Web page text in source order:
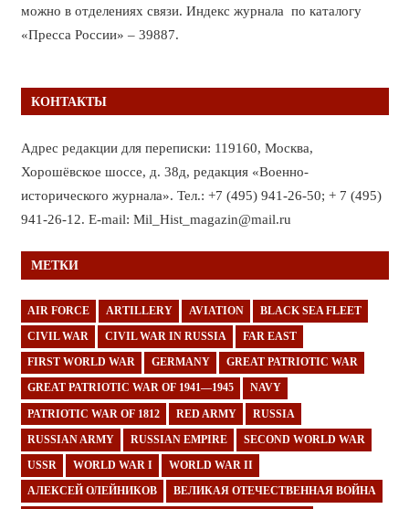
можно в отделениях связи. Индекс журнала по каталогу
«Пресса России» – 39887.
КОНТАКТЫ
Адрес редакции для переписки: 119160, Москва,
Хорошёвское шоссе, д. 38д, редакция «Военно-
исторического журнала». Тел.: +7 (495) 941-26-50; + 7 (495)
941-26-12. E-mail: Mil_Hist_magazin@mail.ru
МЕТКИ
AIR FORCE ARTILLERY AVIATION BLACK SEA FLEET
CIVIL WAR CIVIL WAR IN RUSSIA FAR EAST
FIRST WORLD WAR GERMANY GREAT PATRIOTIC WAR
GREAT PATRIOTIC WAR OF 1941—1945 NAVY
PATRIOTIC WAR OF 1812 RED ARMY RUSSIA
RUSSIAN ARMY RUSSIAN EMPIRE SECOND WORLD WAR
USSR WORLD WAR I WORLD WAR II
АЛЕКСЕЙ ОЛЕЙНИКОВ ВЕЛИКАЯ ОТЕЧЕСТВЕННАЯ ВОЙНА